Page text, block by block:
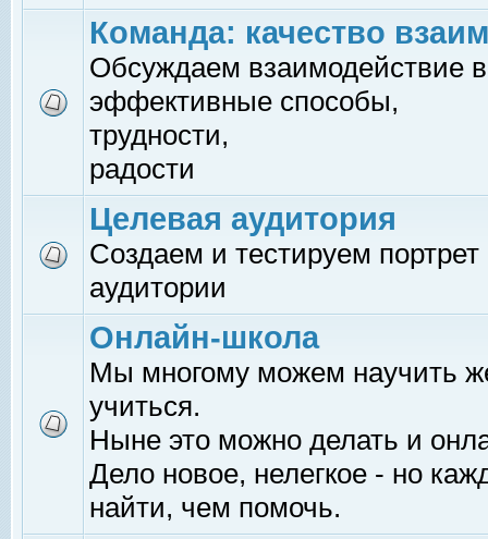
Команда: качество
Обсуждаем взаимодействие
эффективные способы,
трудности,
радости
Целевая аудитория
Создаем и тестируем
аудитории
Онлайн-школа
Мы многому можем научить
учиться.
Ныне это можно делать и
Дело новое, нелегкое - но
найти, чем помочь.